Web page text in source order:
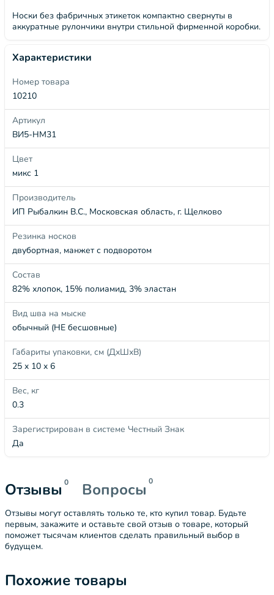
Носки без фабричных этикеток компактно свернуты в
аккуратные рулончики внутри стильной фирменной коробки.
Характеристики
Номер товара
10210
Артикул
ВИ5-НМ31
Цвет
микс 1
Производитель
ИП Рыбалкин В.С., Московская область, г. Щелково
Резинка носков
двубортная, манжет с подворотом
Состав
82% хлопок, 15% полиамид, 3% эластан
Вид шва на мыске
обычный (НЕ бесшовные)
Габариты упаковки, см (ДхШхВ)
25 x 10 x 6
Вес, кг
0.3
Зарегистрирован в системе Честный Знак
Да
Отзывы 0 Вопросы 0
Отзывы могут оставлять только те, кто купил товар. Будьте
первым, закажите и оставьте свой отзыв о товаре, который
поможет тысячам клиентов сделать правильный выбор в
будущем.
Похожие товары